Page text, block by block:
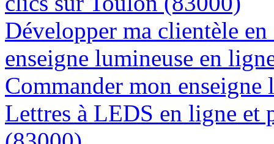
Développer ma clientèle
enseigne lumineuse en
Commander mon
Lettres à LEDS en ligne et